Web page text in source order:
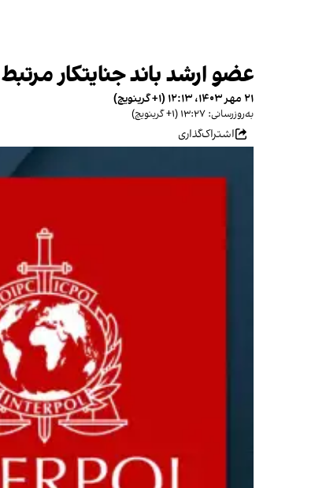
عضو ارشد باند جنایتکار
۲۱ مهر ۱۴۰۳، ۱۲:۱۳ (‎+۱ گرینویچ)
به‌روزرسانی: ۱۳:۲۷ (‎+۱ گرینویچ)
اشتراک‌گذاری